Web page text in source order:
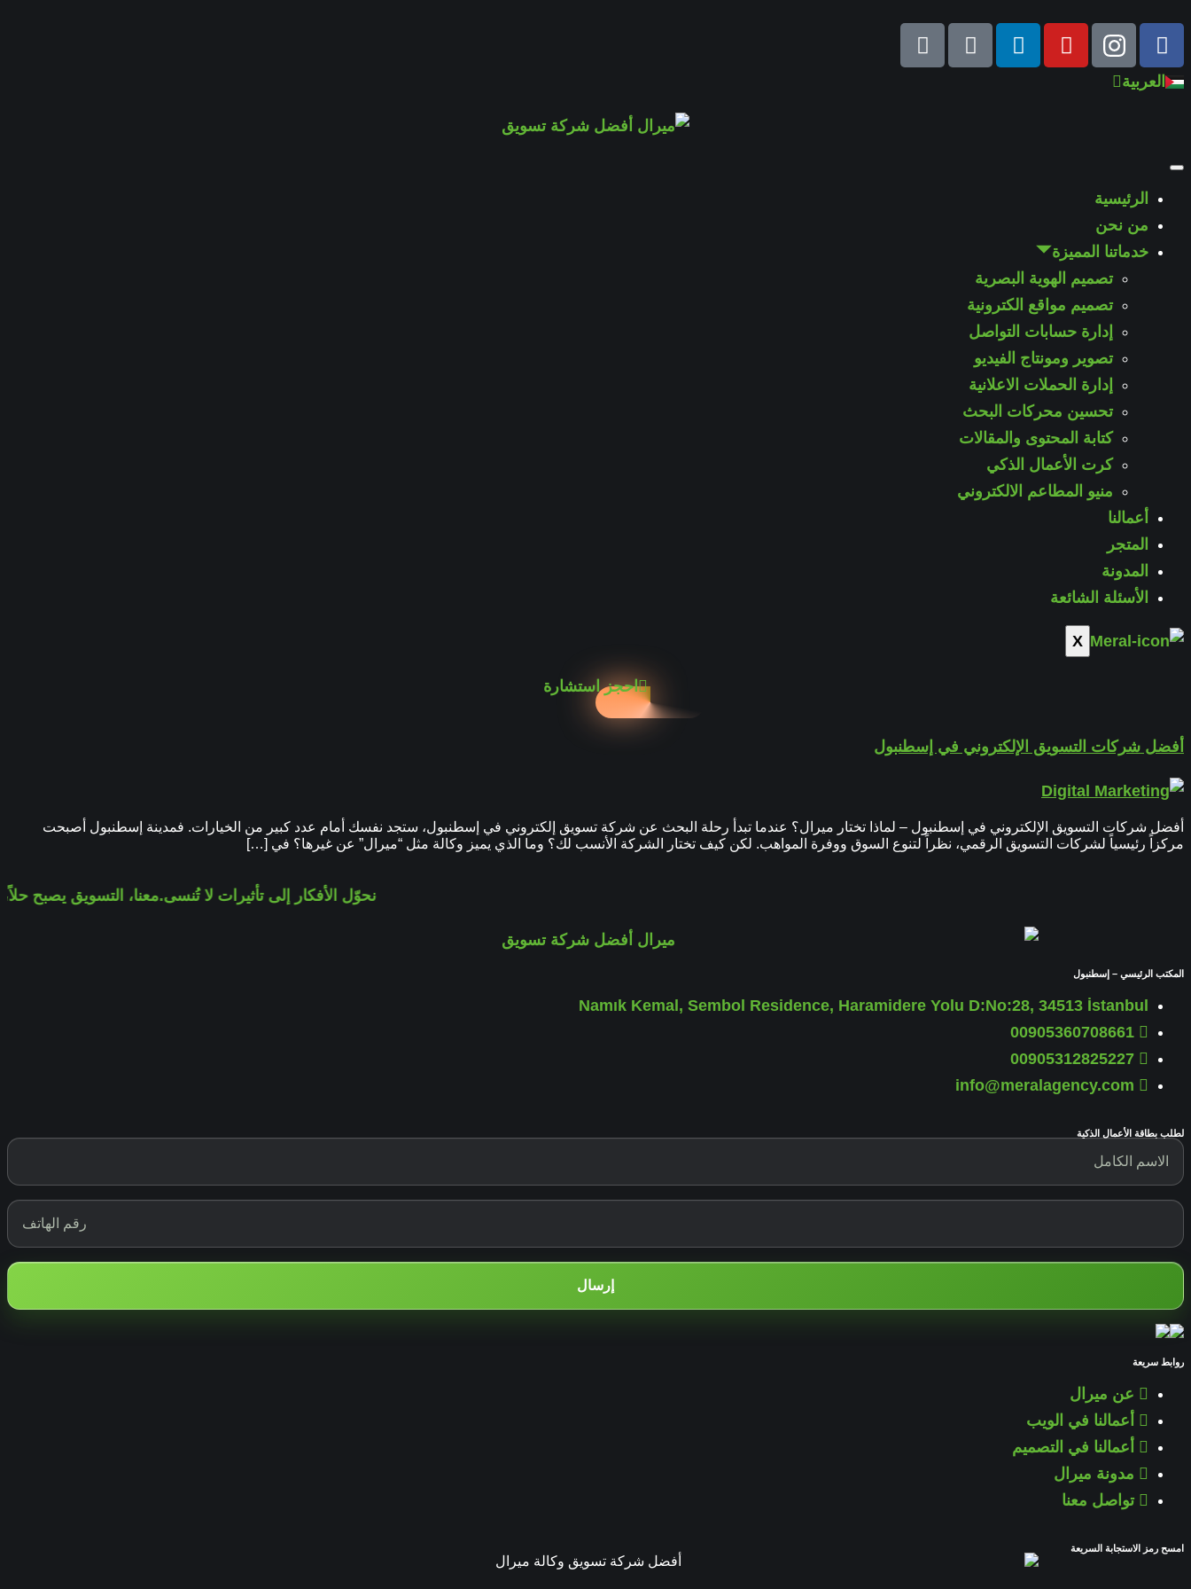
العربية
English
Türkçe
الرئيسية
من نحن
خدماتنا المميزة
تصميم الهوية البصرية
تصميم مواقع الكترونية
إدارة حسابات التواصل
تصوير ومونتاج الفيديو
إدارة الحملات الاعلانية
تحسين محركات البحث
كتابة المحتوى والمقالات
كرت الأعمال الذكي
منيو المطاعم الالكتروني
أعمالنا
المتجر
المدونة
الأسئلة الشائعة
X
احجز استشارة
أفضل شركات التسويق الإلكتروني في إسطنبول
أفضل شركات التسويق الإلكتروني في إسطنبول – لماذا تختار ميرال؟ عندما تبدأ رحلة البحث عن شركة تسويق إلكتروني في إسطنبول، ستجد نفسك أمام عدد كبير من الخيارات. فمدينة إسطنبول أصبحت
مركزاً رئيسياً لشركات التسويق الرقمي، نظراً لتنوع السوق ووفرة المواهب. لكن كيف تختار الشركة الأنسب لك؟ وما الذي يميز وكالة مثل “ميرال” عن غيرها؟ في […]
معنا، التسويق يصبحنحوّل الأفكار إلى تأثيرات لا تُنسى.
المكتب الرئيسي – إسطنبول
Namık Kemal, Sembol Residence, Haramidere Yolu D:No:28, 34513 İstanbul
00905360708661
00905312825227
info@meralagency.com
لطلب بطاقة الأعمال الذكية
إرسال
روابط سريعة
عن ميرال
أعمالنا في الويب
أعمالنا في التصميم
مدونة ميرال
تواصل معنا
امسح رمز الاستجابة السريعة